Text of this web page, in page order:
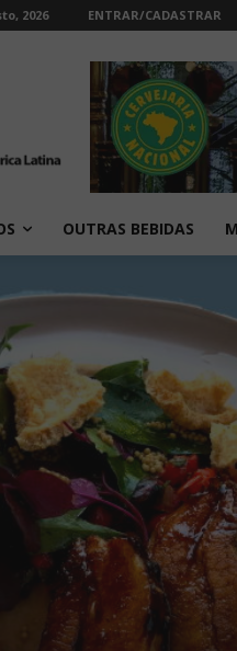
2026 ENTRAR/CADASTRAR
OUTRAS BEBIDAS